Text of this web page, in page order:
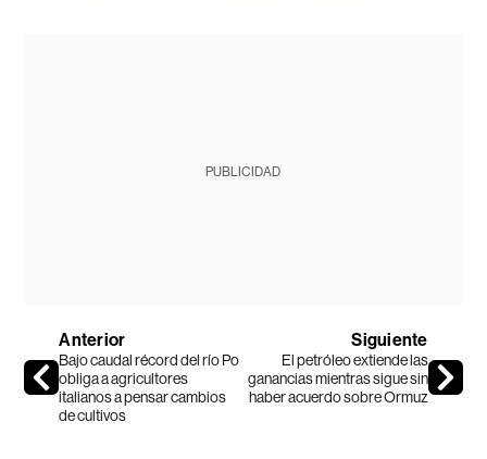
PUBLICIDAD
Anterior
Bajo caudal récord del río Po
obliga a agricultores
italianos a pensar cambios
de cultivos
Siguiente
El petróleo extiende las
ganancias mientras sigue sin
haber acuerdo sobre Ormuz